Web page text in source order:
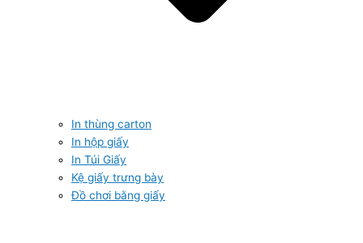
In thùng carton
In hộp giấy
In Túi Giấy
Kệ giấy trưng bày
Đồ chơi bằng giấy